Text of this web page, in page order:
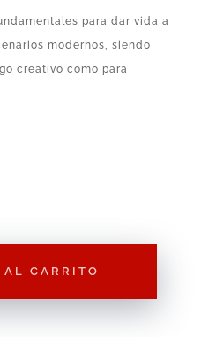
para dar vida a
modernos, siendo
creativo como para
CARRITO